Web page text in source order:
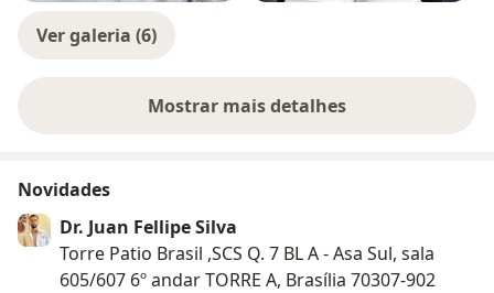
Ver galeria (6)
Mostrar mais detalhes
sobre a experiência
Novidades
Dr. Juan Fellipe Silva
Torre Patio Brasil ,SCS Q. 7 BL A - Asa Sul, sala
605/607 6º andar TORRE A, Brasília 70307-902